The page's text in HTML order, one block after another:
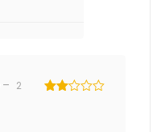
– 2